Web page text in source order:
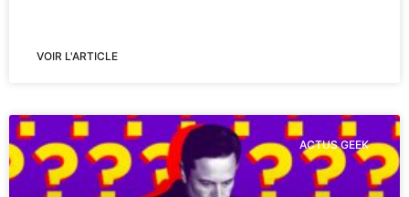
VOIR L'ARTICLE
ACTUS GEEK